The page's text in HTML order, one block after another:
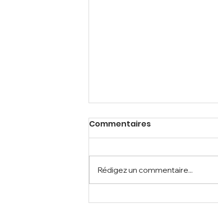
PRODUITS NATURELS DE
Commentaires
Rédigez un commentaire...